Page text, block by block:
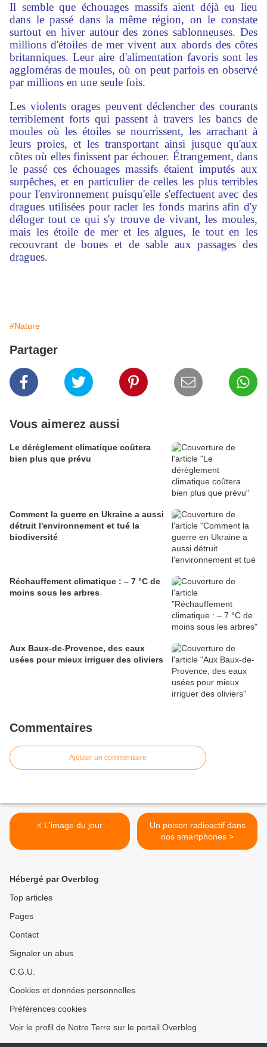
Il semble que échouages massifs aient déjà eu lieu
dans le passé dans la même région, on le constate
surtout en hiver autour des zones sablonneuses. Des
millions d'étoiles de mer vivent aux abords des côtes
britanniques. Leur aire d'alimentation favoris sont les
aggloméras de moules, où on peut parfois en observé
par millions en une seule fois.
Les violents orages peuvent déclencher des courants
terriblement forts qui passent à travers les bancs de
moules où les étoiles se nourrissent, les arrachant à
leurs proies, et les transportant ainsi jusque qu'aux
côtes où elles finissent par échouer. Étrangement, dans
le passé ces échouages massifs étaient imputés aux
surpêches, et en particulier de celles les plus terribles
pour l'environnement puisqu'elle s'effectuent avec des
dragues utilisées pour racler les fonds marins afin d'y
déloger tout ce qui s'y trouve de vivant, les moules,
mais les étoile de mer et les algues, le tout en les
recouvrant de boues et de sable aux passages des
dragues.
#Nature
Partager
Vous aimerez aussi
Le dérèglement climatique coûtera
bien plus que prévu
Comment la guerre en Ukraine a aussi
détruit l'environnement et tué la
biodiversité
Réchauffement climatique : – 7 °C de
moins sous les arbres
Aux Baux-de-Provence, des eaux
usées pour mieux irriguer des oliviers
Commentaires
Ajouter un commentaire
< L'image du jour
Un poison radioactif dans
nos smartphones >
Hébergé par Overblog
Top articles
Pages
Contact
Signaler un abus
C.G.U.
Cookies et données personnelles
Préférences cookies
Voir le profil de Notre Terre sur le portail Overblog